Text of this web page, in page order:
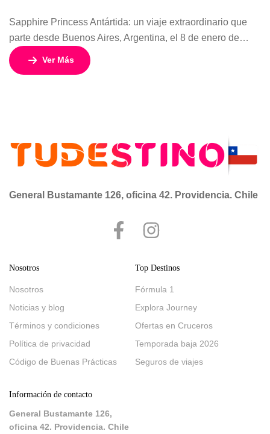
Sapphire Princess Antártida: un viaje extraordinario que
parte desde Buenos Aires, Argentina, el 8 de enero de
2026, para descubrir uno de los destinos más remotos y
fascinantes del planeta. Con un itinerario de 18 días y 17
Ver Más
General Bustamante 126, oficina 42. Providencia. Chile
Nosotros
Nosotros
Noticias y blog
Términos y condiciones
Política de privacidad
Código de Buenas Prácticas
Top Destinos
Fórmula 1
Explora Journey
Ofertas en Cruceros
Temporada baja 2026
Seguros de viajes
Información de contacto
General Bustamante 126,
oficina 42. Providencia. Chile